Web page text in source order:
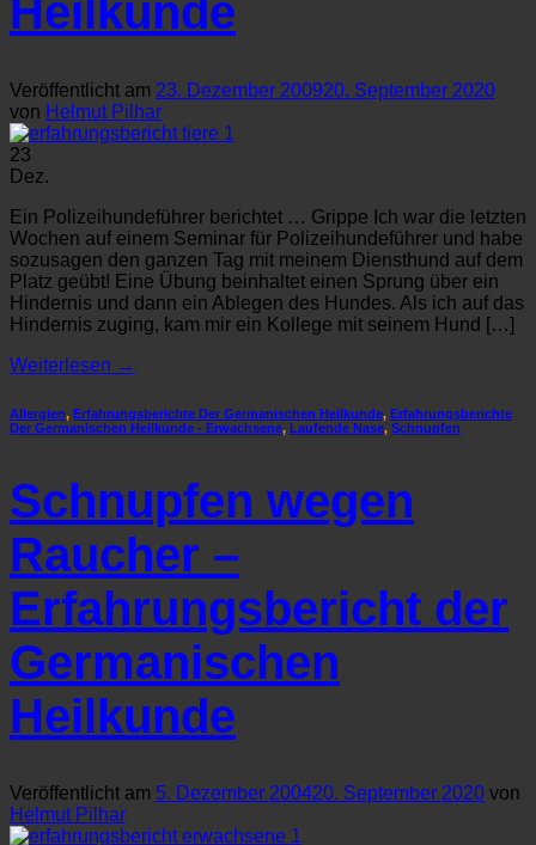
Heilkunde
Veröffentlicht am 23. Dezember 200920. September 2020
von Helmut Pilhar
23
Dez.
Ein Polizeihundeführer berichtet … Grippe Ich war die letzten
Wochen auf einem Seminar für Polizeihundeführer und habe
sozusagen den ganzen Tag mit meinem Diensthund auf dem
Platz geübt! Eine Übung beinhaltet einen Sprung über ein
Hindernis und dann ein Ablegen des Hundes. Als ich auf das
Hindernis zuging, kam mir ein Kollege mit seinem Hund […]
Weiterlesen →
Allergien, Erfahrungsberichte Der Germanischen Heilkunde, Erfahrungsberichte
Der Germanischen Heilkunde - Erwachsene, Laufende Nase, Schnupfen
Schnupfen wegen
Raucher –
Erfahrungsbericht der
Germanischen
Heilkunde
Veröffentlicht am 5. Dezember 200420. September 2020 von
Helmut Pilhar